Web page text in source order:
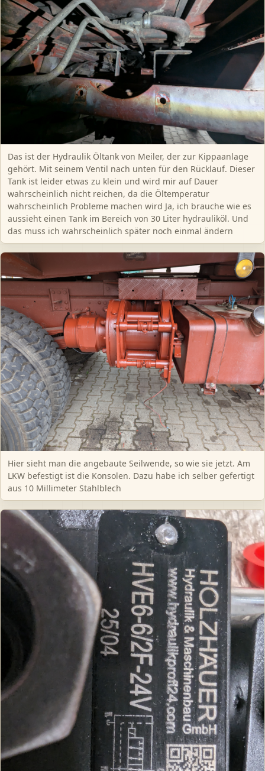
Das ist der Hydraulik Öltank von Meiler, der zur Kippaanlage
gehört. Mit seinem Ventil nach unten für den Rücklauf. Dieser
Tank ist leider etwas zu klein und wird mir auf Dauer
wahrscheinlich nicht reichen, da die Öltemperatur
wahrscheinlich Probleme machen wird Ja, ich brauche wie es
aussieht einen Tank im Bereich von 30 Liter hydrauliköl. Und
das muss ich wahrscheinlich später noch einmal ändern
Hier sieht man die angebaute Seilwende, so wie sie jetzt. Am
LKW befestigt ist die Konsolen. Dazu habe ich selber gefertigt
aus 10 Millimeter Stahlblech